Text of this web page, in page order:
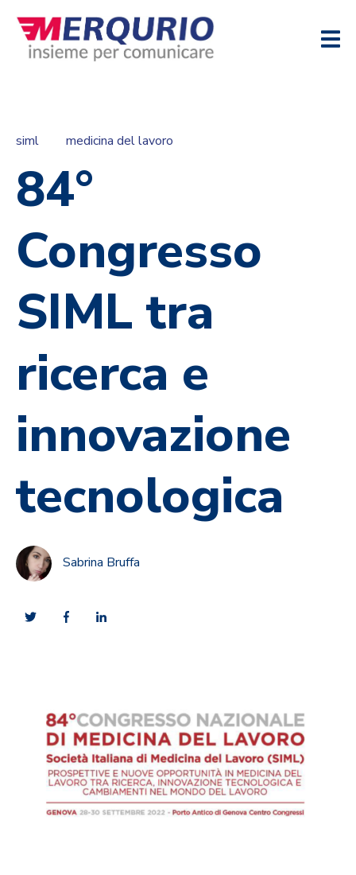
siml medicina del lavoro
84°
Congresso
SIML tra
ricerca e
innovazione
tecnologica
Sabrina Bruffa